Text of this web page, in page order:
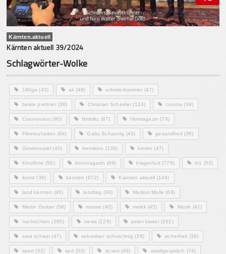
Kärnten.aktuell
Kärnten aktuell 39/2024
Schlagwörter-Wolke
180ga (45) ak (48) arbeiterkammer (47)
beate prettner(38) Christian Scheider (124) corona (69)
Coronavirus (90) filmblitz (87) filmmagazin (76)
Filmneuheiten (64) Gaby Schaunig (43) gesundheit(36)
Gewinnspiel (40) heimkino (138) kinder (47)
Kinofilme (50) kinomagazin (69) klagenfurt(776) kt1 (53)
kunst (38) kärnten (672) Kärnten aktuell (144)
land kärnten (46) landtag (49) Markus Malle (68)
Martin Gruber (58) messe (40) mmkk(45) Musik (41)
nachrichten (280) news(126) peter kaiser(162)
sara schaar (47) sebastian schuschnig (38) sicherheit (36)
sport (52) spö (53) st.veit(49) stadtgespräch (74)